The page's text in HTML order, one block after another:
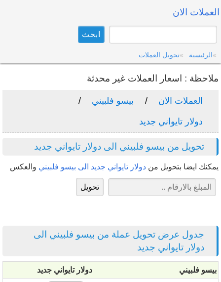
العملات الان
الرئيسية تحويل العملات
ملاحظة : اسعار العملات غير محدثة
العملات الان بيسو فلبيني
دولار تايواني جديد
تحويل من بيسو فلبيني الى دولار تايواني جديد
يمكنك ايضا بتحويل من دولار تايواني جديد الى بيسو فلبيني والعكس
جدول عرض تحويل عملة من بيسو فلبيني الى
دولار تايواني جديد
بيسو فلبيني دولار تايواني جديد